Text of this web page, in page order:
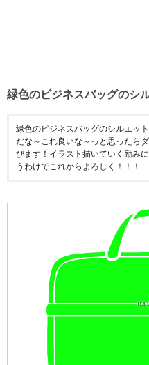
緑色のビジネスバッグのシ
緑色のビジネスバッグのシルエッ
だな～これ良いな～っと思ったら
びます！イラスト描いていく励み
うわけでこれからよろしく！！！